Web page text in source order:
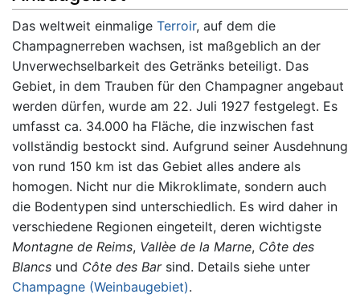
Das weltweit einmalige Terroir, auf dem die
Champagnerreben wachsen, ist maßgeblich an der
Unverwechselbarkeit des Getränks beteiligt. Das
Gebiet, in dem Trauben für den Champagner angebaut
werden dürfen, wurde am 22. Juli 1927 festgelegt. Es
umfasst ca. 34.000 ha Fläche, die inzwischen fast
vollständig bestockt sind. Aufgrund seiner Ausdehnung
von rund 150 km ist das Gebiet alles andere als
homogen. Nicht nur die Mikroklimate, sondern auch
die Bodentypen sind unterschiedlich. Es wird daher in
verschiedene Regionen eingeteilt, deren wichtigste
Montagne de Reims, Vallèe de la Marne, Côte des
Blancs und Côte des Barsind. Details siehe unter
Champagne (Weinbaugebiet).